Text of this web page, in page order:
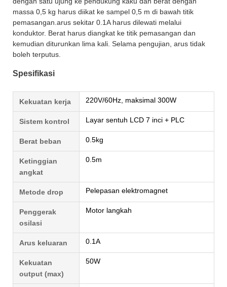
massa 0,5 kg harus diikat ke sampel 0,5 m di bawah titik
pemasangan.arus sekitar 0.1A harus dilewati melalui
konduktor. Berat harus diangkat ke titik pemasangan dan
kemudian diturunkan lima kali. Selama pengujian, arus tidak
boleh terputus.
Spesifikasi
Kekuatan kerja 220V/60Hz, maksimal 300W
Sistem kontrol Layar sentuh LCD 7 inci + PLC
Berat beban 0.5kg
Ketinggian
angkat
0.5m
Metode drop Pelepasan elektromagnet
Penggerak
osilasi
Motor langkah
Arus keluaran 0.1A
Kekuatan
output (max)
50W